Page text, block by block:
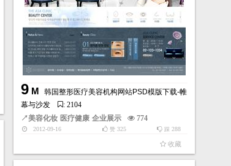
9M
韩国整形医疗美容机构网站PSD模版下载-帷
幕与沙发
: 2104
↗美容化妆 医疗健康 企业展示 774
2012-09-16 踩 288
赞325
收藏